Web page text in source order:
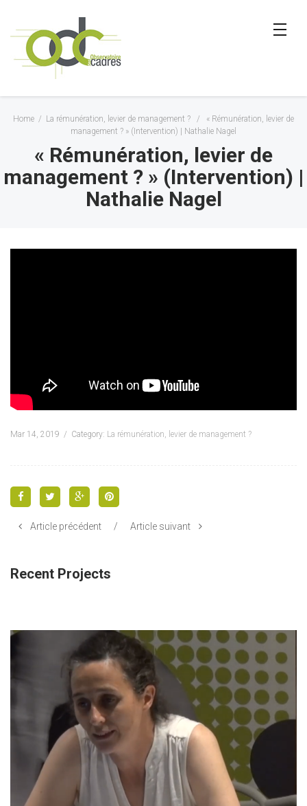
Home / La rémunération, levier de management ? /
« Rémunération, levier de
management ? » (Intervention) | Nathalie Nagel
« Rémunération, levier de
management ? » (Intervention) |
Nathalie Nagel
Mar 14, 2019 Category: La rémunération, levier de management ?
Article précédent / Article suivant
Recent Projects